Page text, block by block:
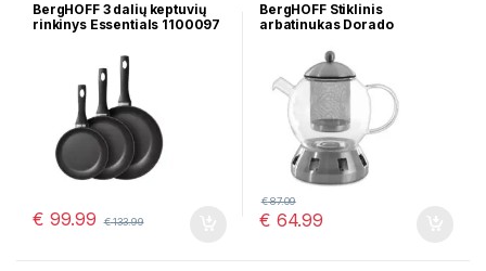
BergHOFF 3 dalių keptuvių
rinkinys Essentials 1100097
€ 99.99 €133.99
BergHOFF Stiklinis
arbatinukas Dorado
€ 64.99
€87.09